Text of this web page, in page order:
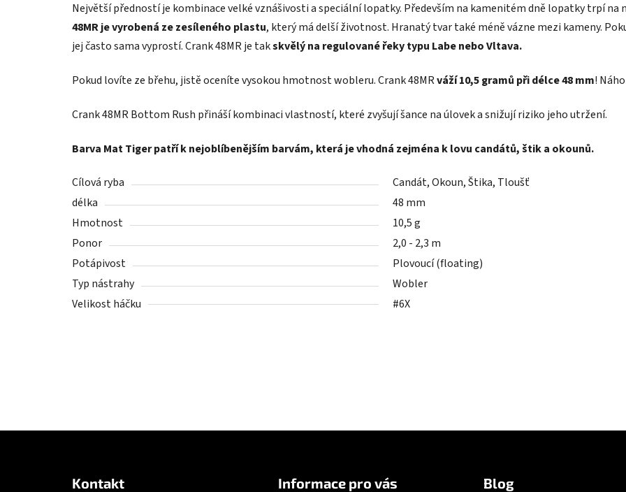
Největší předností je kombinace velké vznášivosti a speciální lopatky. Především na kamenitém dně lopatky trpí na
48MR je vyrobená ze zesíleného plastu, který má delší životnost. Hranatý tvar také méně vázne mezi kameny.
jej často sama vyprostí. Crank 48MR je takskvělý na regulované řeky typu Labe nebo Vltava.
Pokud lovíte ze břehu, jistě oceníte vysokou hmotnost wobleru. Crank 48MRváží 10,5 gramů při délce 48 mm!
Crank 48MR Bottom Rush přináší kombinaci vlastností, které zvyšují šance na úlovek a snižují riziko jeho utržení.
Barva Mat Tiger patří k nejoblíbenějším barvám, která je vhodná zejména k lovu candátů, štik a okounů.
Cílová ryba Candát,Okoun,Štika, Tloušť
délka
48 mm
Hmotnost
10,5 g
Ponor
2,0 - 2,3 m
Potápivost
Plovoucí (floating)
Typ nástrahy
Wobler
Velikost háčku
#6X
Kontakt Informace pro vás Blog